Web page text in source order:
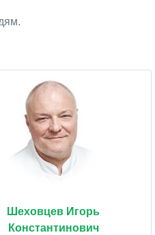
Шеховцев Игорь
Константинович